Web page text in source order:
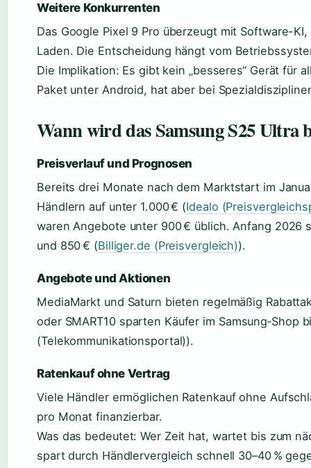
Weitere Konkurrenten
Das Google Pixel 9 Pro überzeugt mit Software-
Laden. Die Entscheidung hängt vom
Die Implikation: Es gibt kein „besseres“ Gerät für
Paket unter Android, hat aber bei
Wann wird das Samsung S25 Ultra
Preisverlauf und Prognosen
Bereits drei Monate nach dem Marktstart im
Händlern auf unter 1.000 € (Idealo
waren Angebote unter 900 € üblich. Anfang 2026
und 850 € (Billiger.de (Preisvergleich)).
Angebote und Aktionen
MediaMarkt und Saturn bieten regelmäßig
oder SMART10 sparten Käufer im Samsung‑Shop
(Telekommunikationsportal)).
Ratenkauf ohne Vertrag
Viele Händler ermöglichen Ratenkauf ohne
pro Monat finanzierbar.
Was das bedeutet: Wer Zeit hat, wartet bis zum
spart durch Händlervergleich schnell 30–40 %